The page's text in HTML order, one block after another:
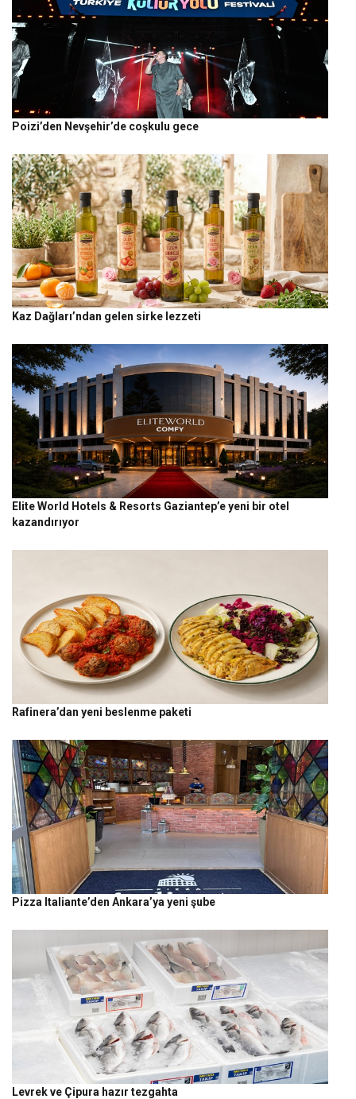
Poizi’den Nevşehir’de coşkulu gece
Kaz Dağları’ndan gelen sirke lezzeti
Elite World Hotels & Resorts Gaziantep’e yeni bir otel
kazandırıyor
Rafinera’dan yeni beslenme paketi
Pizza Italiante’den Ankara’ya yeni şube
Levrek ve Çipura hazır tezgahta